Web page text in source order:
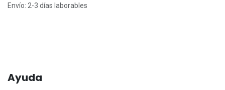
Envío: 2-3 días laborables
Ayuda